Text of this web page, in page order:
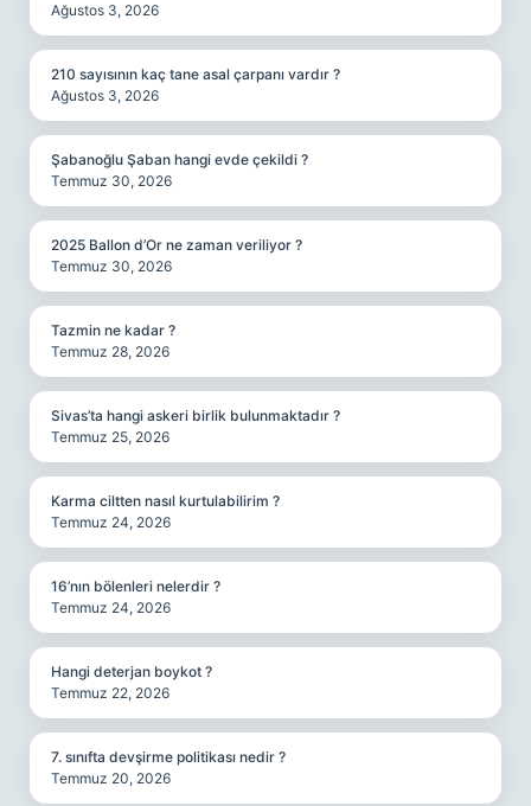
Ağustos 3, 2026
210 sayısının kaç tane asal çarpanı vardır ?
Ağustos 3, 2026
Şabanoğlu Şaban hangi evde çekildi ?
Temmuz 30, 2026
2025 Ballon d’Or ne zaman veriliyor ?
Temmuz 30, 2026
Tazmin ne kadar ?
Temmuz 28, 2026
Sivas’ta hangi askeri birlik bulunmaktadır ?
Temmuz 25, 2026
Karma ciltten nasıl kurtulabilirim ?
Temmuz 24, 2026
16’nın bölenleri nelerdir ?
Temmuz 24, 2026
Hangi deterjan boykot ?
Temmuz 22, 2026
7. sınıfta devşirme politikası nedir ?
Temmuz 20, 2026